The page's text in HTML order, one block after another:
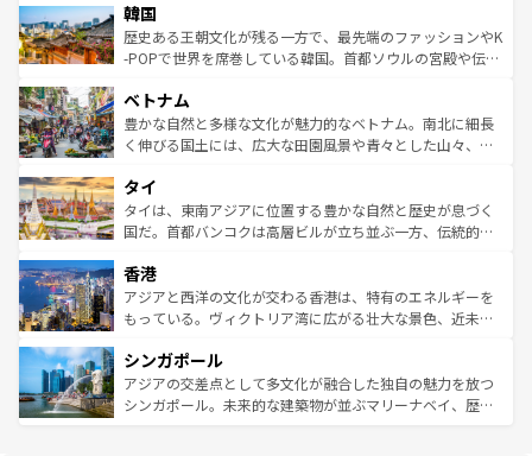
ワイを、存分に味わってほしい。 なお、新着のハワイ情報
はコンテンツ一覧を参照してほしい。
いる。アクティビティも充実しており、サーフィンやダイ
ビング、ハイキングなど、アウトドア好きにはたまらな
い。オーストラリアの多彩な魅力を存分に味わいつくそ
参照してほしい。
ン）、静ひつな山岳地帯である台湾東部など、都市の喧騒
と山間の静けさが共存しており、訪れる人に新しい発見と
驚きをもたらしてくれる。また、奥深い台湾の食文化も魅
容にもいいと評判のスイーツなど、バラエティ豊かな料理
が味わえる。 なお、新着の台湾情報は コンテンツ一覧を参
照してほしい。
韓国
歴史ある王朝文化が残る一方で、最先端のファッションやK
-POPで世界を席巻している韓国。首都ソウルの宮殿や伝統
き、地方に足を延ばせば四季折々の自然美を楽しむことが
できる。そして、キムチや焼肉、絶品のストリートフード
まで、さまざまな韓国料理が待っている。夜には、韓国な
リティに包まれながら、韓国の多彩な魅力を心ゆくまで味
わってみてほしい。 なお、新着の韓国情報はコンテンツ一
覧を参照してほしい。
ベトナム
豊かな自然と多様な文化が魅力的なベトナム。南北に細長
く伸びる国土には、広大な田園風景や青々とした山々、世
急速な発展と共に伝統が息づく。ハノイの古い町並みやホ
ーチミン市のフランス統治時代の建物も、独特の雰囲気を
醸し出している。また、バラエティの豊かさとおいしさで
とつ。フォーやバインミー、ベトナムコーヒーなどは、ぜ
ひ現地で味わいたい。どの地域を訪れてもあたたかい人々
が旅行者を迎えてくれるので、きっと忘れられない旅にな
参照してほしい。
タイ
タイは、東南アジアに位置する豊かな自然と歴史が息づく
国だ。首都バンコクは高層ビルが立ち並ぶ一方、伝統的な
の活気が交差している。北部ではチェンマイなどの山岳地
帯で自然と触れ合い、南部ではプーケットやクラビの美し
いビーチでリゾート気分を楽しむことができる。タイ料理
激する。気候は一年中温暖で、どの季節にも異なる楽しみ
が待っている。親しみやすいタイの人々、仏教を中心とし
た文化、そして多様な観光資源が、訪れる旅人を魅了し続
香港
アジアと西洋の文化が交わる香港は、特有のエネルギーを
もっている。ヴィクトリア湾に広がる壮大な景色、近未来
み、どこを訪れても感動するはず。観光スポットが密集し
ており、効率よく見どころを回れるのも魅力。息をのむよ
うな絶景から文化的な体験まで、香港を存分に楽しみ尽く
シンガポール
アジアの交差点として多文化が融合した独自の魅力を放つ
シンガポール。未来的な建築物が並ぶマリーナベイ、歴史